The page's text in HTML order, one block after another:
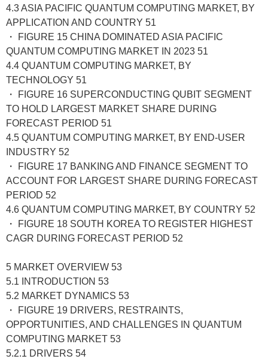
4.3 ASIA PACIFIC QUANTUM COMPUTING MARKET, BY
APPLICATION AND COUNTRY 51
・ FIGURE 15 CHINA DOMINATED ASIA PACIFIC
QUANTUM COMPUTING MARKET IN 2023 51
4.4 QUANTUM COMPUTING MARKET, BY
TECHNOLOGY 51
・ FIGURE 16 SUPERCONDUCTING QUBIT SEGMENT
TO HOLD LARGEST MARKET SHARE DURING
FORECAST PERIOD 51
4.5 QUANTUM COMPUTING MARKET, BY END-USER
INDUSTRY 52
・ FIGURE 17 BANKING AND FINANCE SEGMENT TO
ACCOUNT FOR LARGEST SHARE DURING FORECAST
PERIOD 52
4.6 QUANTUM COMPUTING MARKET, BY COUNTRY 52
・ FIGURE 18 SOUTH KOREA TO REGISTER HIGHEST
CAGR DURING FORECAST PERIOD 52
5 MARKET OVERVIEW 53
5.1 INTRODUCTION 53
5.2 MARKET DYNAMICS 53
・ FIGURE 19 DRIVERS, RESTRAINTS,
OPPORTUNITIES, AND CHALLENGES IN QUANTUM
COMPUTING MARKET 53
5.2.1 DRIVERS 54